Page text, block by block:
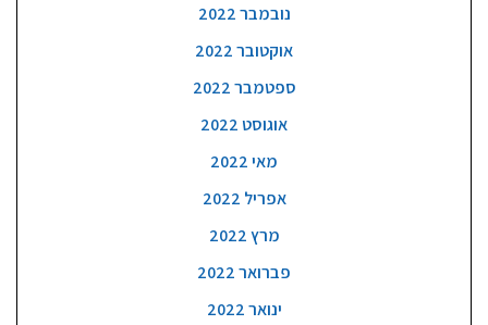
נובמבר 2022
אוקטובר 2022
ספטמבר 2022
אוגוסט 2022
מאי 2022
אפריל 2022
מרץ 2022
פברואר 2022
ינואר 2022